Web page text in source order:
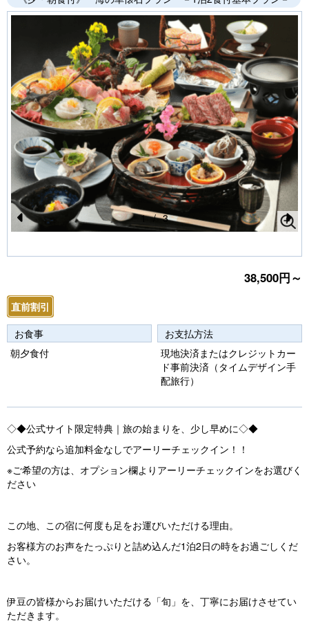
Pr
e
o
u
s
N
e
xt
1 / 3
38,500円～
直前割引
お食事
朝夕食付
お支払方法
現地決済またはクレジットカー
ド事前決済（タイムデザイン手
配旅行）
◇◆公式サイト限定特典｜旅の始まりを、少し早めに◇◆
公式予約なら追加料金なしでアーリーチェックイン！！
※ご希望の方は、オプション欄よりアーリーチェックインをお選びく
ださい
この地、この宿に何度も足をお運びいただける理由。
お客様方のお声をたっぷりと詰め込んだ1泊2日の時をお過ごしくだ
さい。
伊豆の皆様からお届けいただける「旬」を、丁寧にお届けさせてい
ただきます。